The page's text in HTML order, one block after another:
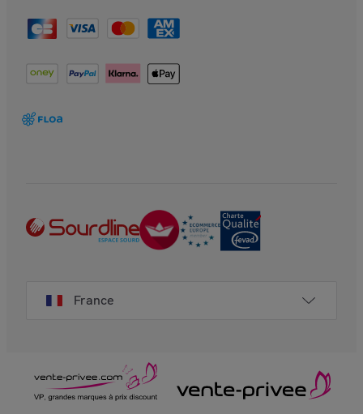
France